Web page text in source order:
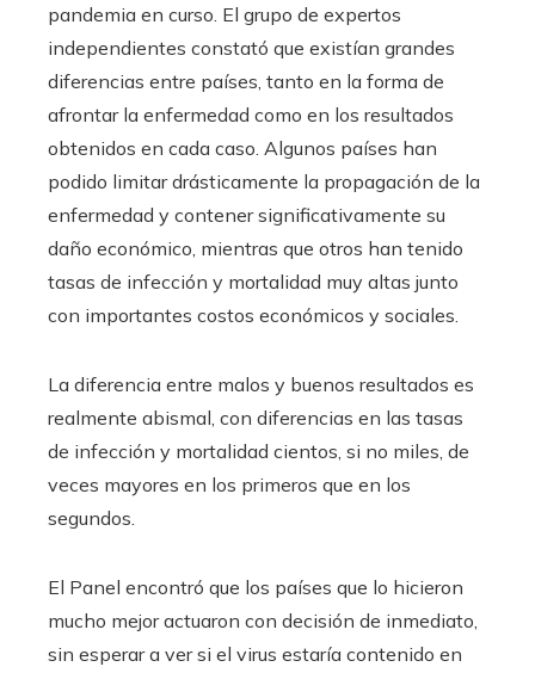
pandemia en curso. El grupo de expertos
independientes constató que existían grandes
diferencias entre países, tanto en la forma de
afrontar la enfermedad como en los resultados
obtenidos en cada caso. Algunos países han
podido limitar drásticamente la propagación de la
enfermedad y contener significativamente su
daño económico, mientras que otros han tenido
tasas de infección y mortalidad muy altas junto
con importantes costos económicos y sociales.
La diferencia entre malos y buenos resultados es
realmente abismal, con diferencias en las tasas
de infección y mortalidad cientos, si no miles, de
veces mayores en los primeros que en los
segundos.
El Panel encontró que los países que lo hicieron
mucho mejor actuaron con decisión de inmediato,
sin esperar a ver si el virus estaría contenido en